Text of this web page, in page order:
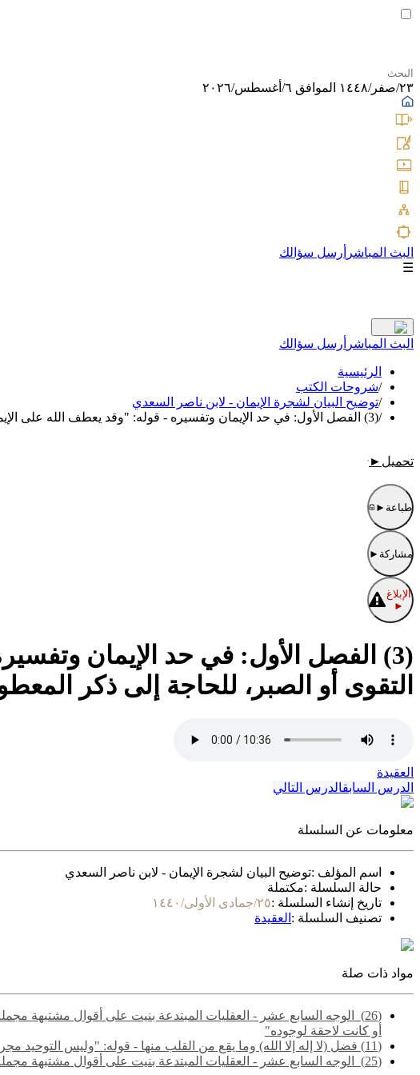
٢٣/صفر/١٤٤٨ الموافق ٦/أغسطس/٢٠٢٦
البث المباشر أرسل سؤالك
☰
البث المباشر أرسل سؤالك
الرئيسية
/شروحات الكتب
/توضيح البيان لشجرة الإيمان - لابن ناصر السعدي
/(3) الفصل الأول: في حد الإيمان وتفسيره - قوله: "وقد يعطف الله على الإيمان، الأعمال الصالحة أو التقوى أو الصبر، للحاجة إلى ذكر المعطوف.."
تحميل ►
طباعة ►
مشاركة ►
الإبلاغ
►
(3) الفصل الأول: في حد الإيمان
التقوى أو الصبر، للحاجة إلى ذكر
العقيدة
الدرس السابقالدرس التالي
معلومات عن السلسلة
اسم المؤلف :توضيح البيان لشجرة الإيمان - لابن ناصر السعدي
حالة السلسلة :مكتملة
تاريخ إنشاء السلسلة :٢٥/جمادى الأولى/١٤٤٠
تصنيف السلسلة : العقيدة
مواد ذات صلة
(26) ‌‌ الوجه السابع عشر - العقليات المبتدعة بنيت على أقوال مشتبهة
أو كانت لاحقة لوجوده"
(11) فضل (لا إله إلا الله) وما يقع من القلب منها - قوله: "وليس التوحيد مجرد إقرار العبد بأنه لا خالق إلا الله.."
(25) ‌‌ الوجه السابع عشر - العقليات المبتدعة بنيت على أقوال مشتبهة مجملة تشتمل على حق وباطل - قوله: "والمقصود هنا الفرق بين ما لا يتم الوجوب إلا به، وما لا يتم الواجب إلا به"